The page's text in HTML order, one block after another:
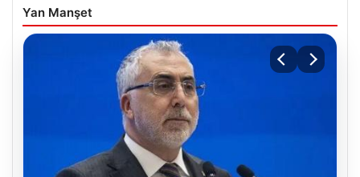
Yan Manşet